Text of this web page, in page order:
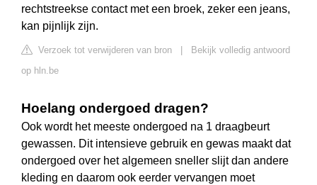
rechtstreekse contact met een broek, zeker een jeans,
kan pijnlijk zijn.
Verzoek tot verwijderen van bron
Bekijk volledig antwoord
op hln.be
Hoelang ondergoed dragen?
Ook wordt het meeste ondergoed na 1 draagbeurt
gewassen. Dit intensieve gebruik en gewas maakt dat
ondergoed over het algemeen sneller slijt dan andere
kleding en daarom ook eerder vervangen moet